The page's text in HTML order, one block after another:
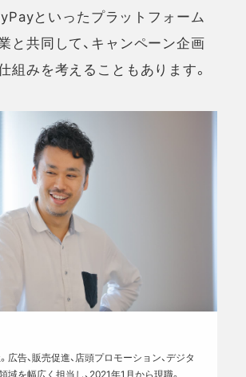
といったプラットフォーム
と共同して、キャンペーン企画
組みを考えることもあります。
広告、販売促進、店頭プロモーション、デジタ
域を幅広く担当し、2021年1月から現職。